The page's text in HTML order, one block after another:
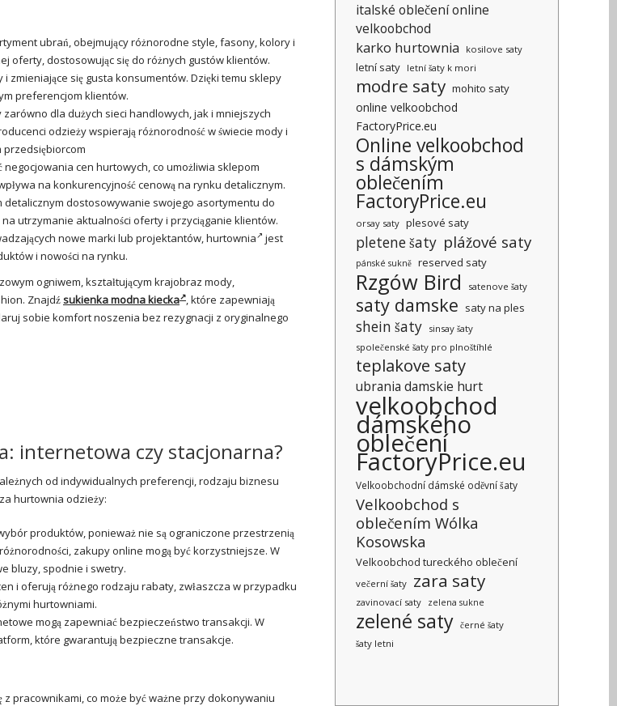
ubrań, obejmujący różnorodne style, fasony, kolory i
oferty, dostosowując się do różnych gustów klientów.
zmieniające się gusta konsumentów. Dzięki temu sklepy
preferencjom klientów.
dla dużych sieci handlowych, jak i mniejszych
odzieży wspierają różnorodność w świecie mody i
negocjowania cen hurtowych, co umożliwia sklepom
na konkurencyjność cenową na rynku detalicznym.
detalicznym dostosowywanie swojego asortymentu do
na utrzymanie aktualności oferty i przyciąganie klientów.
nowe marki lub projektantów,hurtownia
jest
i nowości na rynku.
ogniwem, kształtującym krajobraz mody,
Znajdźsukienka modna kiecka , które zapewniają
sobie komfort noszenia bez rezygnacji z oryginalnego
internetowa czy stacjonarna?
od indywidualnych preferencji, rodzaju biznesu
hurtownia odzieży:
produktów, ponieważ nie są ograniczone przestrzenią
zakupyonline mogą być korzystniejsze. W
bluzy, spodnie i swetry.
i oferują różnego rodzaju rabaty, zwłaszcza w przypadku
hurtowniami.
mogą zapewniać bezpieczeństwo transakcji. W
które gwarantują bezpieczne transakcje.
pracownikami, co może być ważne przy dokonywaniu
italské oblečení online
velkoobchod
karko hurtownia
kosilove saty
letní saty letní šaty k mori
modre saty mohito saty
online velkoobchod
FactoryPrice.eu
Online velkoobchod
s dámským
oblečením
FactoryPrice.eu
orsay saty plesové saty
pletene šaty plážové saty
pánské sukně reserved saty
Rzgów Bird satenove šaty
saty damske saty na ples
shein šaty
sinsay šaty
společenské šaty pro plnoštíhlé
teplakove saty
ubrania damskie hurt
velkoobchod
dámského
oblečení
FactoryPrice.eu
Velkoobchodní dámské oděvní šaty
Velkoobchod s
oblečením Wólka
Kosowska
Velkoobchod tureckého oblečení
večerní šaty zara saty
zavinovací saty zelena sukne
zelené saty černé šaty
šaty letni